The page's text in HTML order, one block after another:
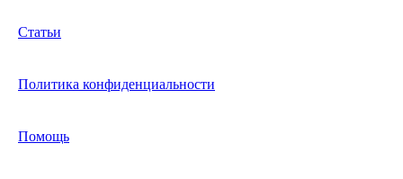
Статьи
Политика конфиденциальности
Помощь